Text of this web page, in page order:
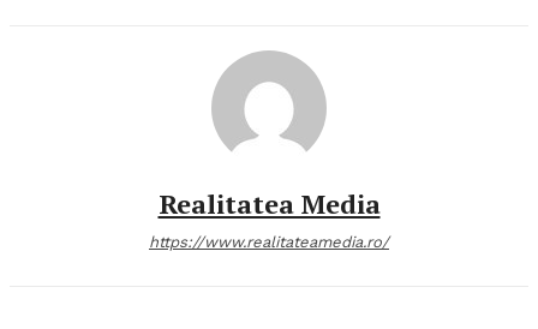
Realitatea Media
https://www.realitateamedia.ro/